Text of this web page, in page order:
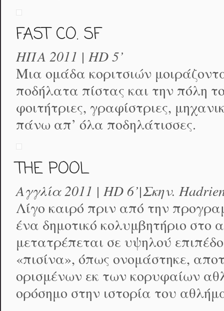
FAST CO. SF
ΗΠΑ 2011 | HD 5’
Μια ομάδα κοριτσιών
ποδήλατα πίστας και την πόλη
φοιτήτριες, γραφίστριες,
πάνω απ’ όλα ποδηλάτισσες.
THE POOL
Αγγλία 2011 | HD 6’|Σκην.
Λίγο καιρό πριν από την
ένα δημοτικό κολυμβητήριο στο
μετατρέπεται σε υψηλού
«πισίνα», όπως ονομάστηκε,
ορισμένων εκ των κορυφαίων
ορόσημο στην ιστορία του